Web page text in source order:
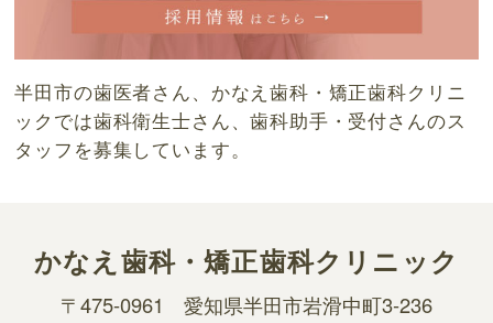
半田市の歯医者さん、かなえ歯科・矯正歯科クリニ
ックでは歯科衛生士さん、歯科助手・受付さんのス
タッフを募集しています。
かなえ歯科・矯正歯科クリニック
〒475-0961 愛知県半田市岩滑中町3-236